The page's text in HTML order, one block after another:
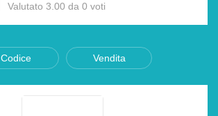
Valutato 3.00 da 0 voti
Codice Vendita